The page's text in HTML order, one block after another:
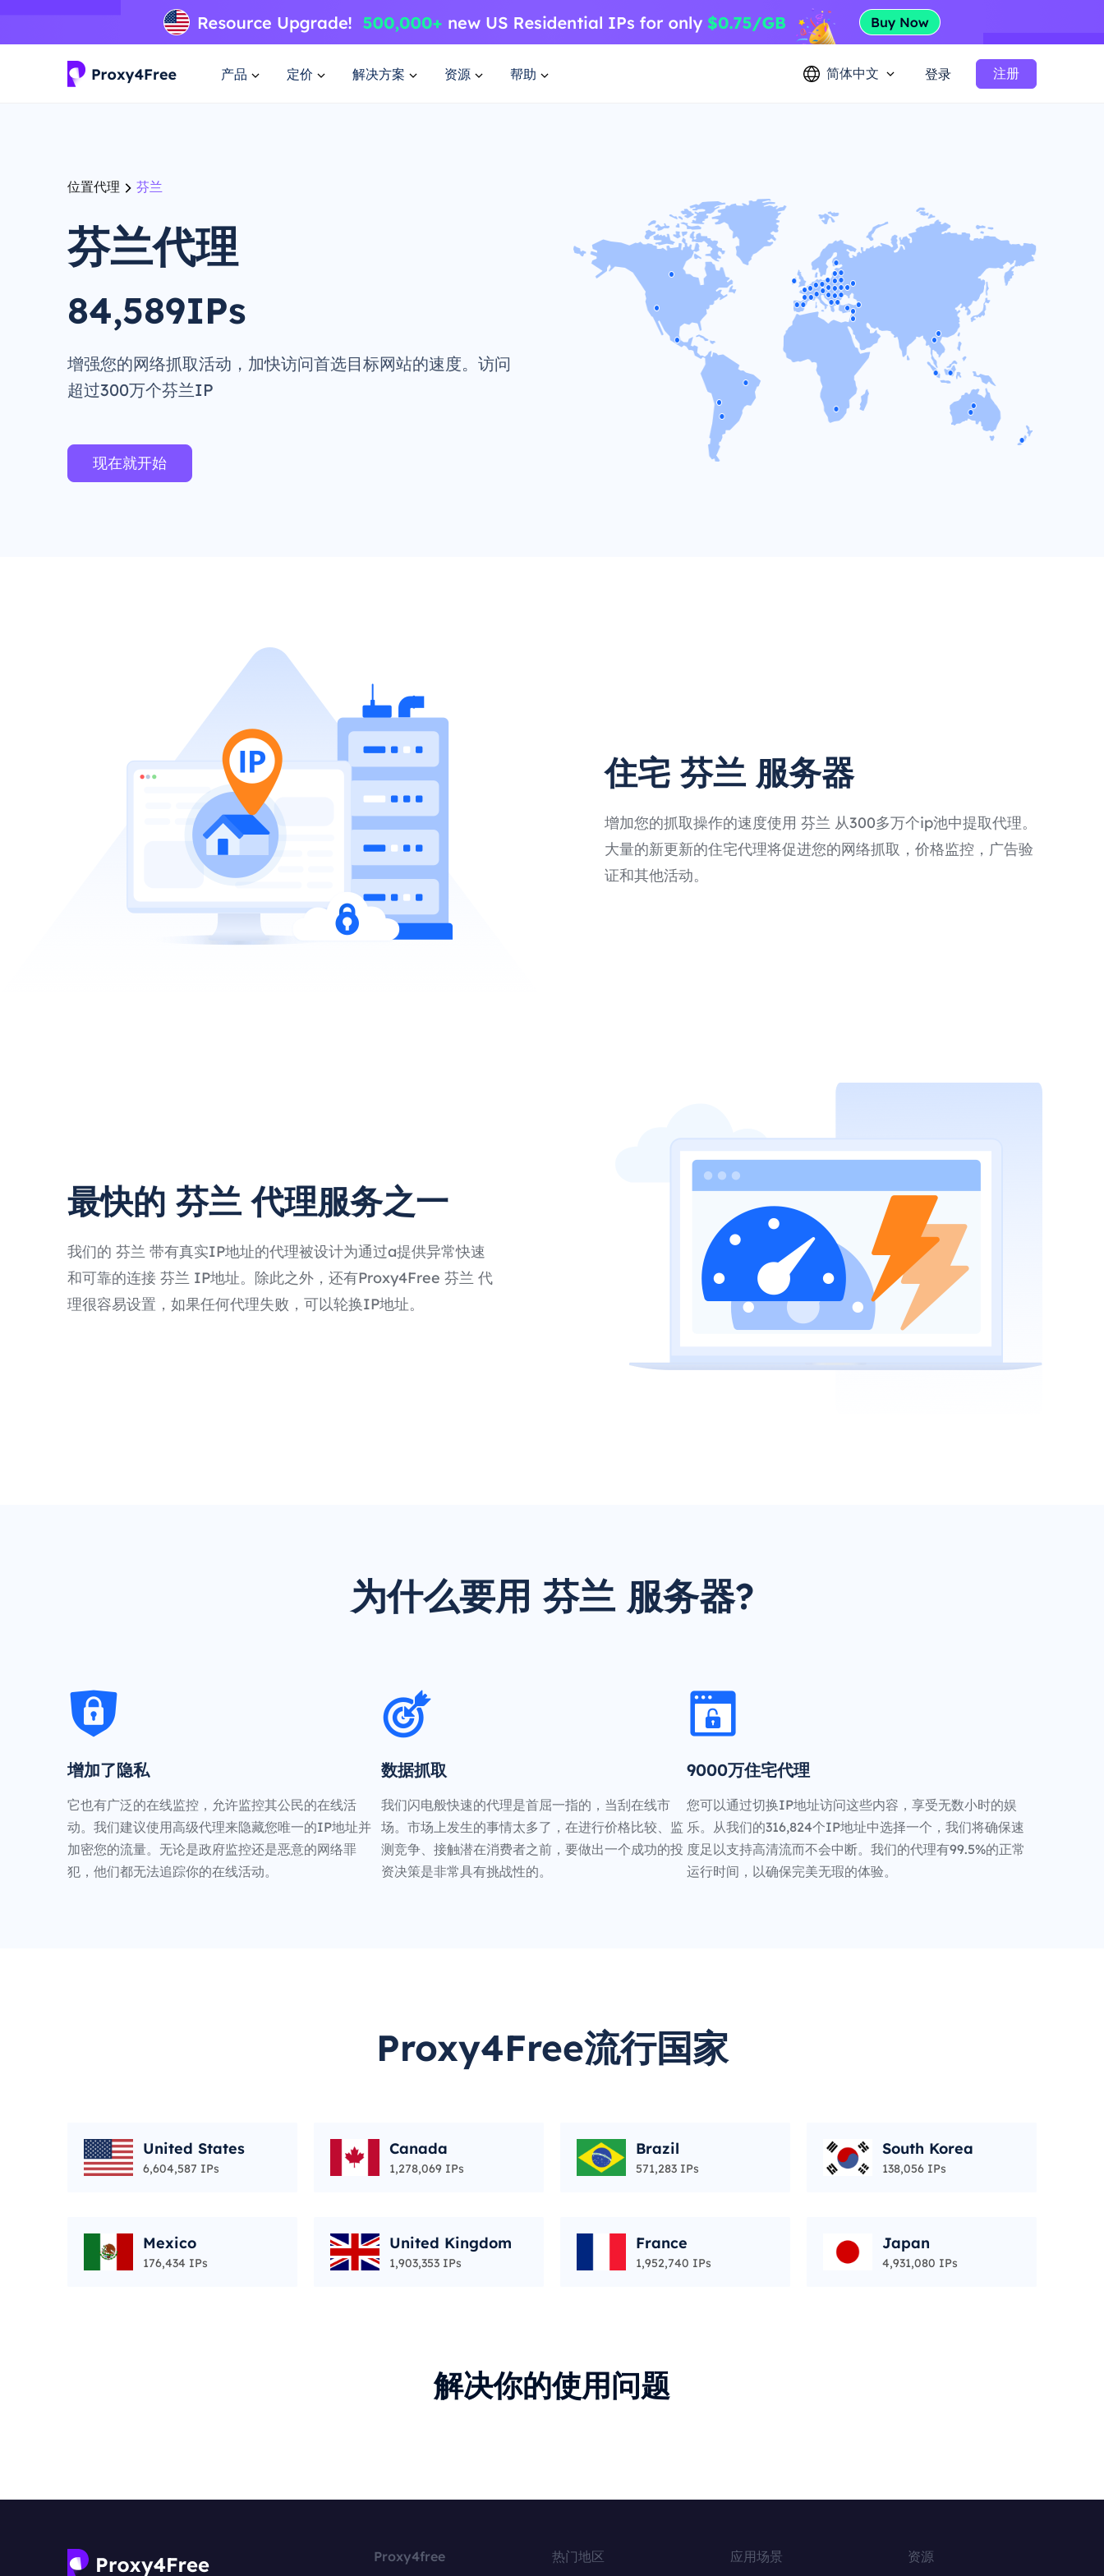
产品 定价 解决方案 资源 帮助 简体中文 登录 注册
位置代理 芬兰
芬兰代理
84,589IPs
增强您的网络抓取活动，加快访问首选目标网站的速度。访问
超过300万个芬兰IP
现在就开始
住宅 芬兰 服务器
增加您的抓取操作的速度使用 芬兰 从300多万个ip池中提取代理。
大量的新更新的住宅代理将促进您的网络抓取，价格监控，广告验
证和其他活动。
最快的 芬兰 代理服务之一
我们的 芬兰 带有真实IP地址的代理被设计为通过a提供异常快速
和可靠的连接 芬兰 IP地址。除此之外，还有Proxy4Free 芬兰 代
理很容易设置，如果任何代理失败，可以轮换IP地址。
为什么要用 芬兰 服务器?
增加了隐私
它也有广泛的在线监控，允许监控其公民的在线活
动。我们建议使用高级代理来隐藏您唯一的IP地址并
加密您的流量。无论是政府监控还是恶意的网络罪
犯，他们都无法追踪你的在线活动。
数据抓取
我们闪电般快速的代理是首屈一指的，当刮在线市
场。市场上发生的事情太多了，在进行价格比较、监
测竞争、接触潜在消费者之前，要做出一个成功的投
资决策是非常具有挑战性的。
9000万住宅代理
您可以通过切换IP地址访问这些内容，享受无数小时的娱
乐。从我们的316,824个IP地址中选择一个，我们将确保速
度足以支持高清流而不会中断。我们的代理有99.5%的正常
运行时间，以确保完美无瑕的体验。
Proxy4Free流行国家
United States
6,604,587 IPs
Canada
1,278,069 IPs
Brazil
571,283 IPs
South Korea
138,056 IPs
Mexico
176,434 IPs
United Kingdom
1,903,353 IPs
France
1,952,740 IPs
Japan
4,931,080 IPs
解决你的使用问题
Proxy4free 热门地区 应用场景 资源